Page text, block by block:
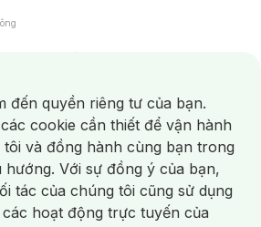
Massage/Mặt Nạ Xông Hơi /Nước Rửa Tay/
Chải Đánh Răng /Bàn Chải Điện/
/Máy Tăm Nước/ Nước Súc Miệng/
/ Dung Dịch Vệ Sinh/Dưỡng Vùng Kín/
Vệ Sinh/Tampon/Bọt Cạo Râu /Dao Cạo Râu/
Khô / Mất Nước/ Da Lão Hóa/ Da Mụn/
Màu Thâm / Nám / Tàn Nhang
/Viêm Da Cơ Địa
đến quyền riêng tư của bạn.
cookie cần thiết để vận hành
tôi và đồng hành cùng bạn trong
Với sự đồng ý của bạn,
tác của chúng tôi cũng sử dụng
hoạt động trực tuyến của